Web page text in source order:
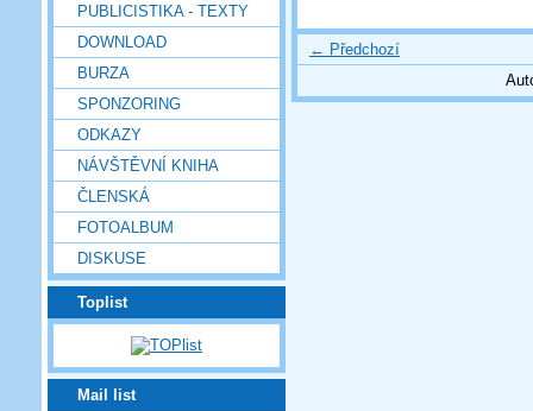
PUBLICISTIKA - TEXTY
DOWNLOAD
BURZA
SPONZORING
ODKAZY
NÁVŠTĚVNÍ KNIHA
ČLENSKÁ
FOTOALBUM
DISKUSE
Toplist
Mail list
← Předchozí